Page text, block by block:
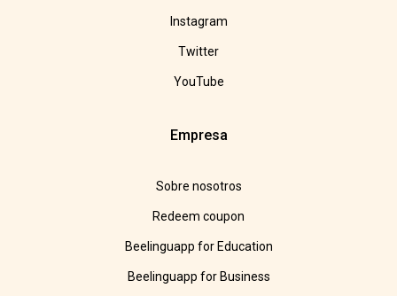
Instagram
Twitter
YouTube
Empresa
Sobre nosotros
Redeem coupon
Beelinguapp for Education
Beelinguapp for Business